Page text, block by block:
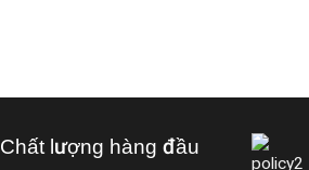
Chất lượng hàng đầu